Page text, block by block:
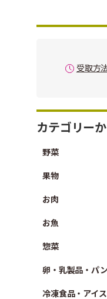
受取方
カテゴリー
野菜
果物
お肉
お魚
惣菜
卵・乳製品・パン
冷凍食品・アイス